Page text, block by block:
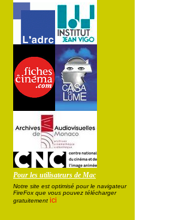
Pour les utilisateurs de Mac
Notre site est optimisé pour le navigateur
FireFox que vous pouvez télécharger
gratuitement ici